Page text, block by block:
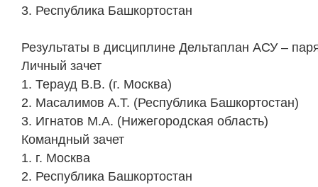
3. Республика Башкортостан
Результаты в дисциплине Дельтаплан АСУ –
Личный зачет
1. Терауд В.В. (г. Москва)
2. Масалимов А.Т. (Республика Башкортостан)
3. Игнатов М.А. (Нижегородская область)
Командный зачет
1. г. Москва
2. Республика Башкортостан